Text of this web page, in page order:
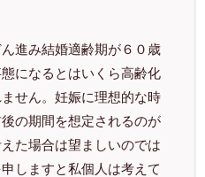
進み結婚適齢期が６０歳
になるとはいくら高齢化
せん。妊娠に理想的な時
の期間を想定されるのが
た場合は望ましいのでは
しますと私個人は考えて